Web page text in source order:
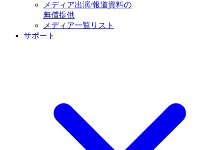
メディア出演/報道資料の
無償提供
メディア一覧リスト
サポート